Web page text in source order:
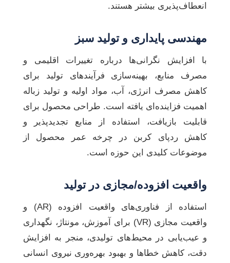
انعطاف‌پذیری بیشتر هستند.
مهندسی پایداری و تولید سبز
با افزایش نگرانی‌ها درباره تغییرات اقلیمی و
مصرف منابع، بهینه‌سازی فرآیندهای تولید برای
کاهش مصرف انرژی، آب، مواد اولیه و تولید زباله
اهمیت فزاینده‌ای یافته است. طراحی محصول برای
قابلیت بازیافت، استفاده از منابع تجدیدپذیر و
کاهش ردپای کربن در چرخه عمر محصول از
موضوعات کلیدی این حوزه است.
واقعیت افزوده/مجازی در تولید
استفاده از فناوری‌های واقعیت افزوده (AR) و
واقعیت مجازی (VR) برای آموزش، مونتاژ، نگهداری
و عیب‌یابی در محیط‌های تولیدی، منجر به افزایش
دقت، کاهش خطاها و بهبود بهره‌وری نیروی انسانی